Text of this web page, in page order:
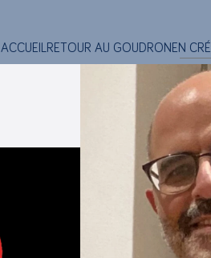
ACCUEIL RETOUR AU GOUDRON EN